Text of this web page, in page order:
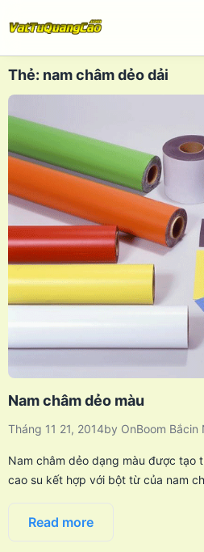
Thẻ: nam châm dẻo dải
Nam châm dẻo màu
Tháng 11 21, 2014by OnBoom Bắcin
Nam châm dẻo dạng màu được tạo
cao su kết hợp với bột từ của nam
Read more